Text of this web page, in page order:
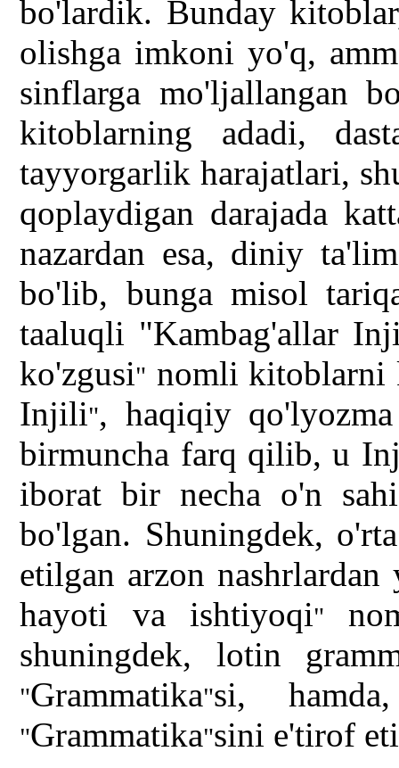
bo'lardik. Bunday
olishga imkoni yo'q,
sinflarga mo'ljallangan
kitoblarning adadi,
tayyorgarlik harajatlari,
qoplaydigan darajada
nazardan esa, diniy
bo'lib, bunga misol
taaluqli "Kambag'allar
ko'zgusi" nomli
Injili", haqiqiy
birmuncha farq qilib, u
iborat bir necha o'n
bo'lgan. Shuningdek,
etilgan arzon
hayoti va ishtiyoqi"
shuningdek, lotin
"Grammatika"si,
"Grammatika"sini e'tirof